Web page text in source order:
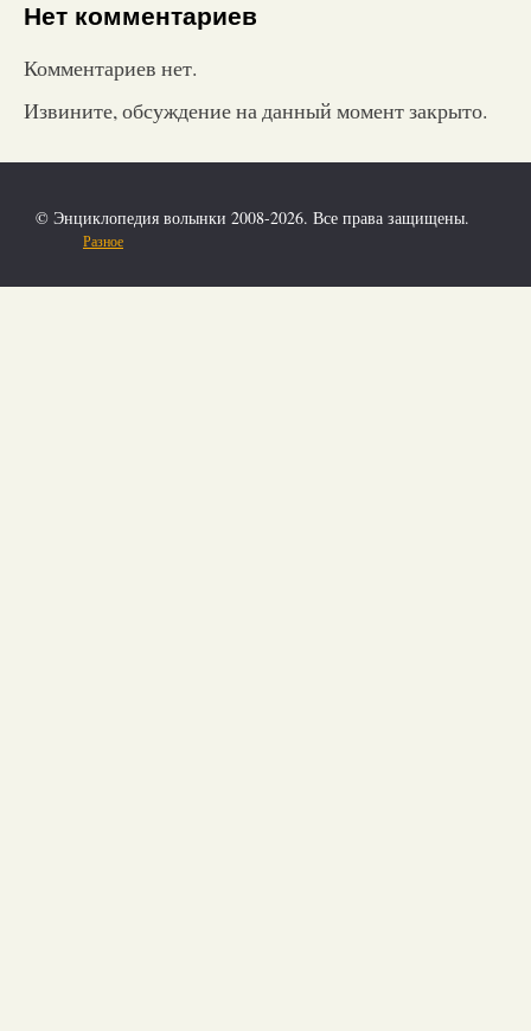
Нет комментариев
Комментариев нет.
Извините, обсуждение на данный момент закрыто.
© Энциклопедия волынки 2008-2026. Все права защищены.
Разное